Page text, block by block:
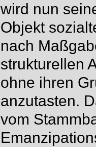
wird nun
Objekt
nach
strukturellen
ohne ihren
anzutasten.
vom